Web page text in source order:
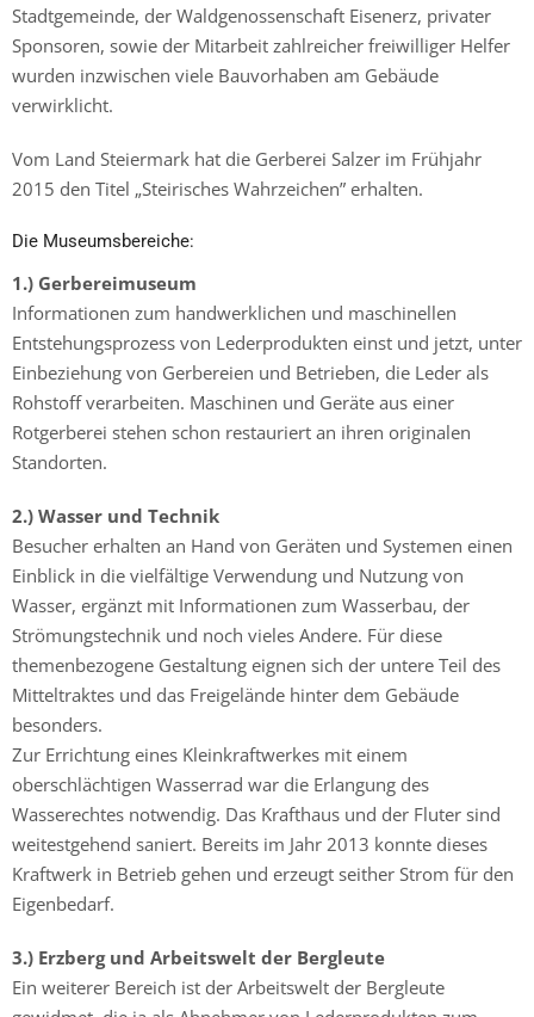
Stadtgemeinde, der Waldgenossenschaft Eisenerz, privater
Sponsoren, sowie der Mitarbeit zahlreicher freiwilliger Helfer
wurden inzwischen viele Bauvorhaben am Gebäude
verwirklicht.
Vom Land Steiermark hat die Gerberei Salzer im Frühjahr
2015 den Titel „Steirisches Wahrzeichen” erhalten.
Die Museumsbereiche:
1.) Gerbereimuseum
Informationen zum handwerklichen und maschinellen
Entstehungsprozess von Lederprodukten einst und jetzt, unter
Einbeziehung von Gerbereien und Betrieben, die Leder als
Rohstoff verarbeiten. Maschinen und Geräte aus einer
Rotgerberei stehen schon restauriert an ihren originalen
Standorten.
2.) Wasser und Technik
Besucher erhalten an Hand von Geräten und Systemen einen
Einblick in die vielfältige Verwendung und Nutzung von
Wasser, ergänzt mit Informationen zum Wasserbau, der
Strömungstechnik und noch vieles Andere. Für diese
themenbezogene Gestaltung eignen sich der untere Teil des
Mitteltraktes und das Freigelände hinter dem Gebäude
besonders.
Zur Errichtung eines Kleinkraftwerkes mit einem
oberschlächtigen Wasserrad war die Erlangung des
Wasserechtes notwendig. Das Krafthaus und der Fluter sind
weitestgehend saniert. Bereits im Jahr 2013 konnte dieses
Kraftwerk in Betrieb gehen und erzeugt seither Strom für den
Eigenbedarf.
3.) Erzberg und Arbeitswelt der Bergleute
Ein weiterer Bereich ist der Arbeitswelt der Bergleute